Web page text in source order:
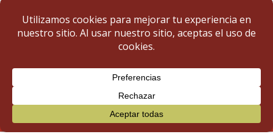
Portal de Transparencia | Diputación de Badajoz